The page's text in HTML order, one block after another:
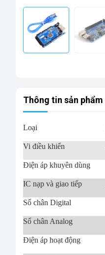
Thông tin sản phẩm
Loại
Vi điều khiển
Điện áp khuyên dùng
IC nạp và giao tiếp
Số chân Digital
Số chân Analog
Điện áp hoạt động